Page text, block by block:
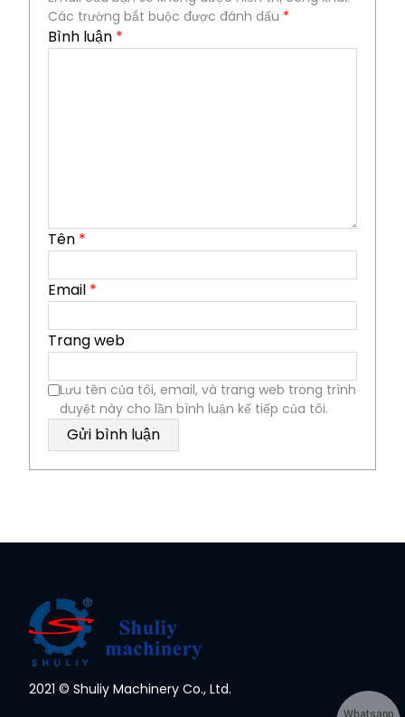
Các trường bắt buộc được đánh dấu *
Bình luận *
Tên *
Email *
Trang web
Lưu tên của tôi, email, và trang web trong trình
duyệt này cho lần bình luận kế tiếp của tôi.
2021 © Shuliy Machinery Co., Ltd.
Whatsapp